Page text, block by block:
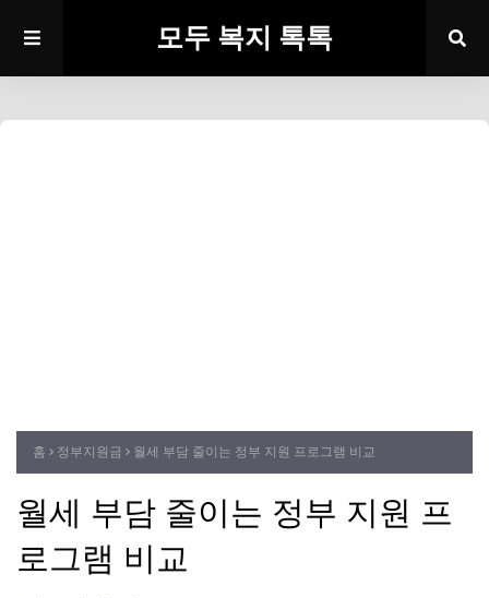
모두 복지 톡톡
홈 정부지원금 월세 부담 줄이는 정부 지원 프로그램 비교
월세 부담 줄이는 정부 지원 프
로그램 비교